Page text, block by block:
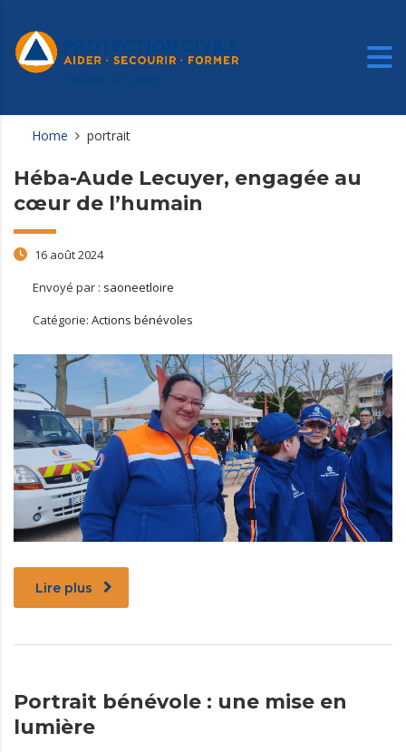
Home portrait
Héba-Aude Lecuyer, engagée au
cœur de l’humain
16 août 2024
Envoyé par : saoneetloire
Catégorie: Actions bénévoles
Lire plus
Portrait bénévole : une mise en
lumière